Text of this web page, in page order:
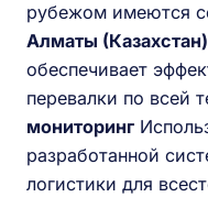
рубежом имеются
Алматы
обеспечивает
перевалки по всей
мониторинг
разработанной
логистики для